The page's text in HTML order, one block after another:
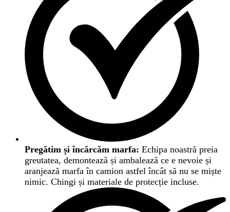
Pregătim și încărcăm marfa: Echipa noastră preia
greutatea, demontează și ambalează ce e nevoie și
aranjează marfa în camion astfel încât să nu se miște
nimic. Chingi și materiale de protecție incluse.